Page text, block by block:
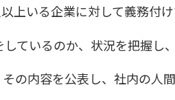
上いる企業に対して義務付
ているのか、状況を把握し
の内容を公表し、社内の人